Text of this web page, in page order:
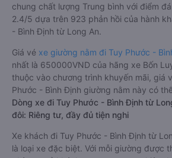
chung chất lượng Trung bình với điểm
2.4/5 dựa trên 923 phản hồi của hành
- Bình Định từ Long An.
Giá vé xe giường nằm đi Tuy Phước -
nhất là 650000VND của hãng xe Bốn
thuộc vào chương trình khuyến mãi, giá
Phước - Bình Định giường nằm này có
Dòng xe đi Tuy Phước - Bình Định từ
đôi: Riêng tư, đầy đủ tiện nghi
Xe khách đi Tuy Phước - Bình Định từ
là loại xe đặc biệt. Với mỗi giường được